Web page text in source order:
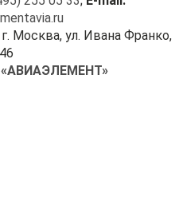
Москва, ул. Ивана Франко,